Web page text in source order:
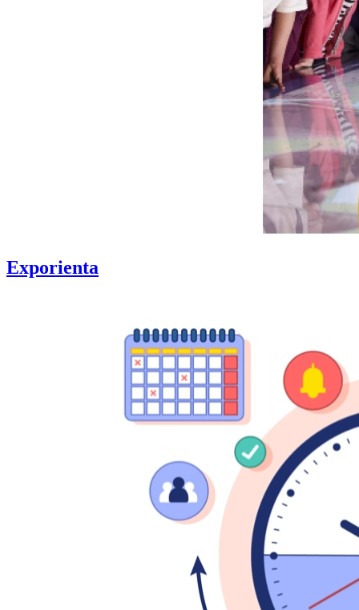
Exporienta